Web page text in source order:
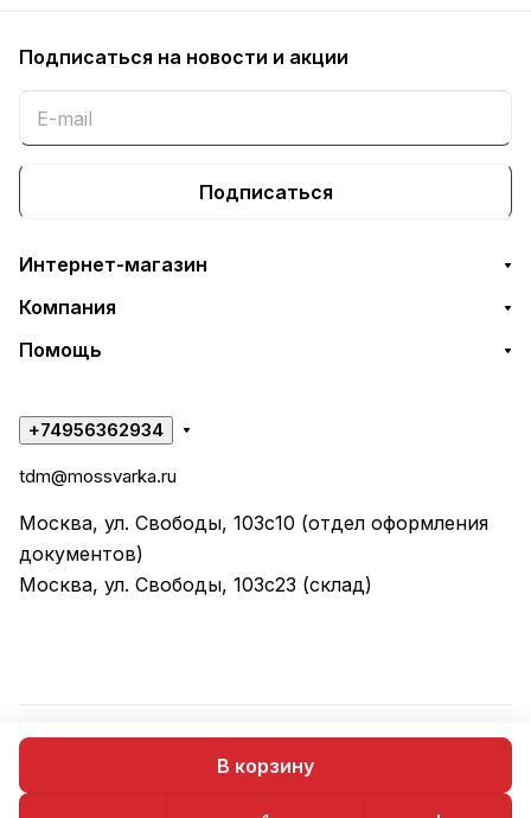
В корзину
Подписаться на новости и акции
Подписаться
Интернет-магазин
Компания
Помощь
+74956362934
tdm@mossvarka.ru
Москва, ул. Свободы, 103с10 (отдел оформления
документов)
Москва, ул. Свободы, 103с23 (склад)
© 2026 ООО "ТД МОССВАРКА"